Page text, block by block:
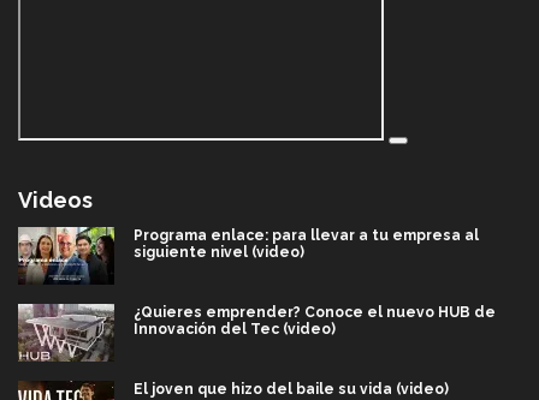
Videos
Programa enlace: para llevar a tu empresa al
siguiente nivel (video)
¿Quieres emprender? Conoce el nuevo HUB de
Innovación del Tec (video)
El joven que hizo del baile su vida (video)